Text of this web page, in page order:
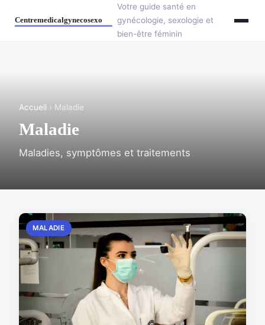
Votre guide santé en
gynécologie, sexologie et
bien-être féminin
Accueil › Maladie
Maladie
Maladies, symptômes et traitements
MALADIE